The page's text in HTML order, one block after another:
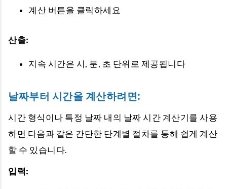
계산 버튼을 클릭하세요
산출:
지속 시간은 시, 분, 초 단위로 제공됩니다
날짜부터 시간을 계산하려면:
시간 형식이나 특정 날짜 내의 날짜 시간 계산기를 사용
하면 다음과 같은 간단한 단계별 절차를 통해 쉽게 계산
할 수 있습니다.
입력: